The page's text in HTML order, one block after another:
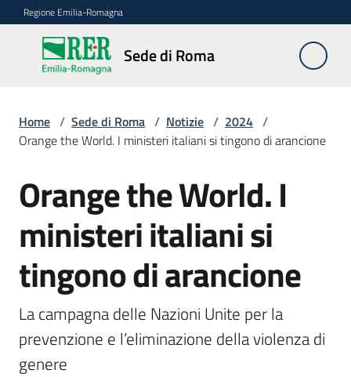
Vai al contenuto
Vai alla navigazione
Vai al footer
Regione Emilia-Romagna
Sede di Roma
Sede
di
Servizi
della
Sede
interistituzionali
Home / Sede di Roma / Notizie / 2024 /
Orange the World. I ministeri italiani si tingono di arancione
Salta al contenuto
Orange the World. I
ministeri italiani si
tingono di arancione
La campagna delle Nazioni Unite per la
prevenzione e l’eliminazione della violenza di
genere